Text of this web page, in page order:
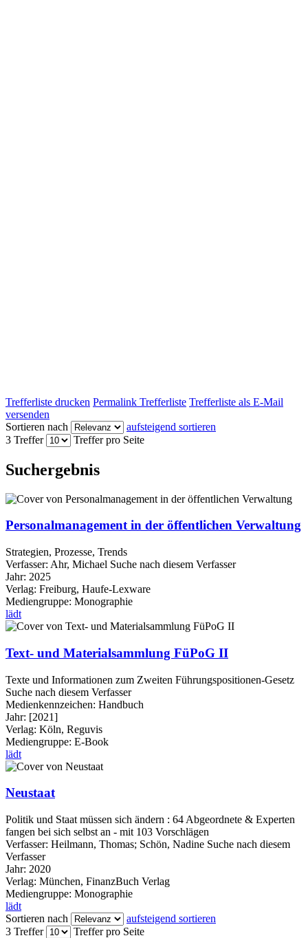
Trefferliste drucken Permalink Trefferliste Trefferliste als E-Mail
versenden
Sortieren nach
aufsteigend sortieren
3 Treffer
Treffer pro Seite
Suchergebnis
Personalmanagement in der öffentlichen Verwaltung
Strategien, Prozesse, Trends
Verfasser: Ahr, Michael Suche nach diesem Verfasser
Jahr: 2025
Verlag: Freiburg, Haufe-Lexware
Mediengruppe: Monographie
lädt
Text- und Materialsammlung FüPoG II
Texte und Informationen zum Zweiten Führungspositionen-Gesetz
Suche nach diesem Verfasser
Medienkennzeichen: Handbuch
Jahr: [2021]
Verlag: Köln, Reguvis
Mediengruppe: E-Book
lädt
Neustaat
Politik und Staat müssen sich ändern : 64 Abgeordnete & Experten
fangen bei sich selbst an - mit 103 Vorschlägen
Verfasser: Heilmann, Thomas; Schön, Nadine Suche nach diesem
Verfasser
Jahr: 2020
Verlag: München, FinanzBuch Verlag
Mediengruppe: Monographie
lädt
Sortieren nach
aufsteigend sortieren
3 Treffer
Treffer pro Seite